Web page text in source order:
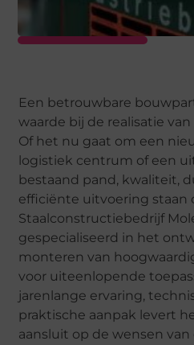
Een betrouwbare
waarde bij de realisatie
Of het nu gaat om een
logistiek centrum of een
bestaand pand, kwaliteit,
efficiënte uitvoering staan
Staalconstructiebedrijf
gespecialiseerd in het
monteren van
voor uiteenlopende
jarenlange ervaring,
praktische aanpak levert
aansluit op de wensen